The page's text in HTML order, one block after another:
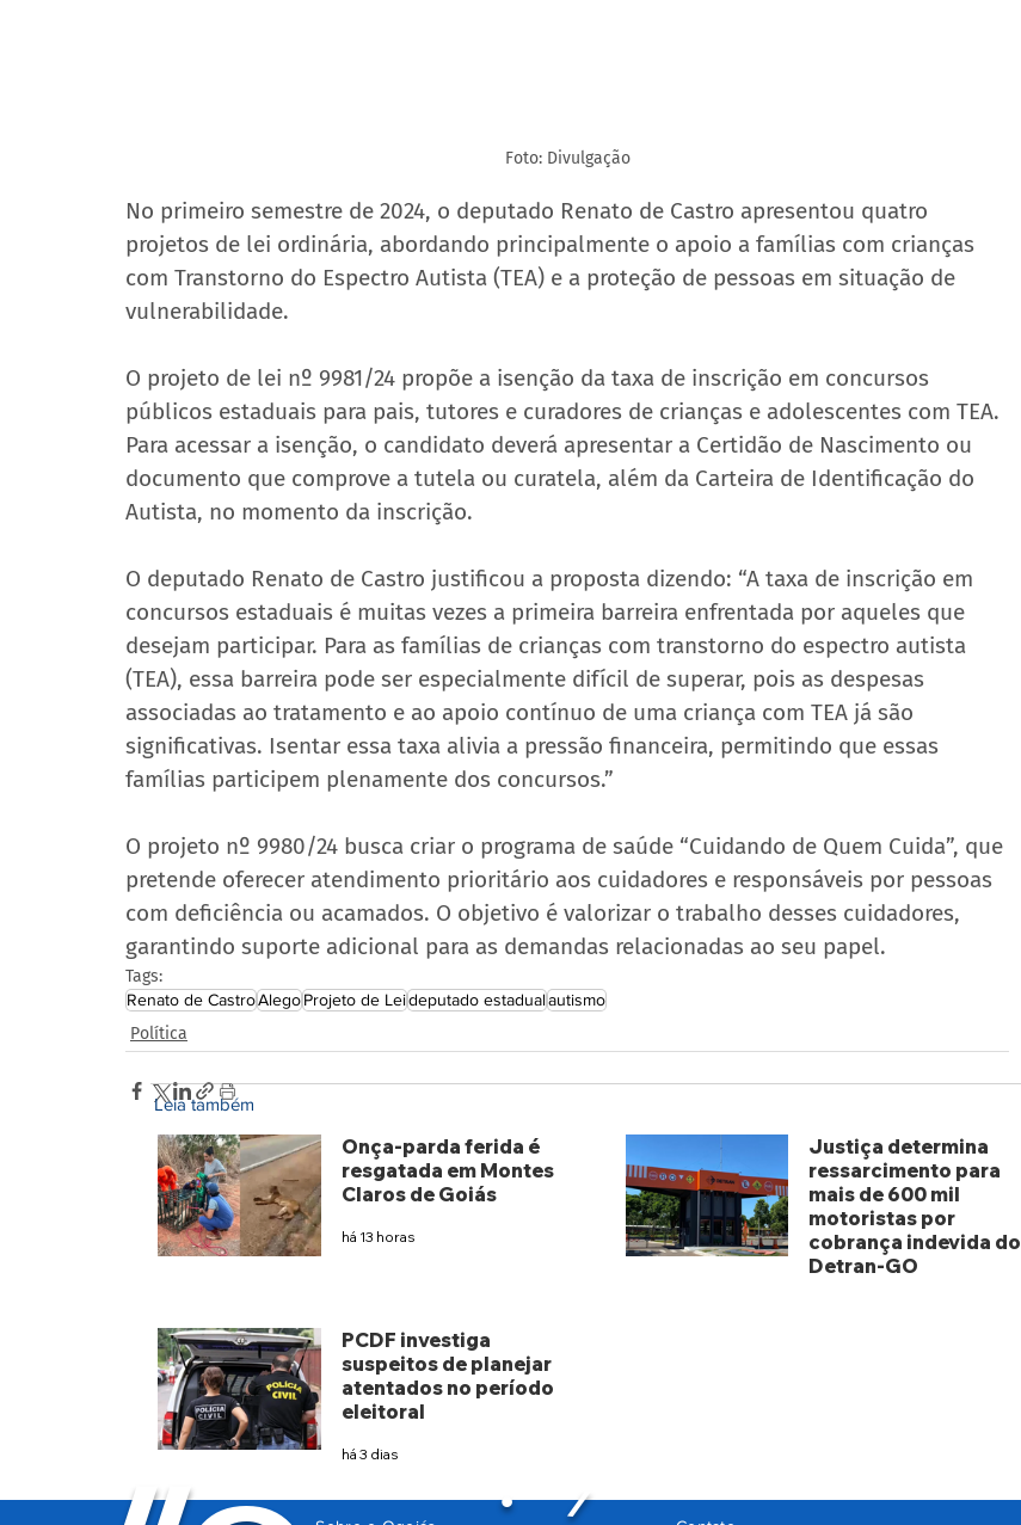
Foto: Divulgação
No primeiro semestre de 2024, o deputado Renato de Castro apresentou quatro
projetos de lei ordinária, abordando principalmente o apoio a famílias com crianças
com Transtorno do Espectro Autista (TEA) e a proteção de pessoas em situação de
vulnerabilidade.
O projeto de lei nº 9981/24 propõe a isenção da taxa de inscrição em concursos
públicos estaduais para pais, tutores e curadores de crianças e adolescentes com TEA.
Para acessar a isenção, o candidato deverá apresentar a Certidão de Nascimento ou
documento que comprove a tutela ou curatela, além da Carteira de Identificação do
Autista, no momento da inscrição.
O deputado Renato de Castro justificou a proposta dizendo: “A taxa de inscrição em
concursos estaduais é muitas vezes a primeira barreira enfrentada por aqueles que
desejam participar. Para as famílias de crianças com transtorno do espectro autista
(TEA), essa barreira pode ser especialmente difícil de superar, pois as despesas
associadas ao tratamento e ao apoio contínuo de uma criança com TEA já são
significativas. Isentar essa taxa alivia a pressão financeira, permitindo que essas
famílias participem plenamente dos concursos.”
O projeto nº 9980/24 busca criar o programa de saúde “Cuidando de Quem Cuida”, que
pretende oferecer atendimento prioritário aos cuidadores e responsáveis por pessoas
com deficiência ou acamados. O objetivo é valorizar o trabalho desses cuidadores,
garantindo suporte adicional para as demandas relacionadas ao seu papel.
Tags:
Renato de CastroAlegoProjeto de Leideputado estadualautismo
Política
Leia também
Onça-parda ferida é
resgatada em Montes
Claros de Goiás
há 13 horas
Justiça determina
ressarcimento para
mais de 600 mil
motoristas por
cobrança indevida do
Detran-GO
PCDF investiga
suspeitos de planejar
atentados no período
eleitoral
há 3 dias